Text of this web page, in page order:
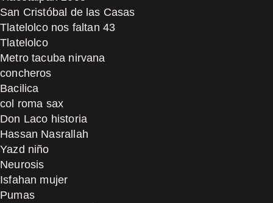
San Cristóbal de las Casas
Tlatelolco nos faltan 43
Tlatelolco
Metro tacuba nirvana
concheros
Bacilica
col roma sax
Don Laco historia
Hassan Nasrallah
Yazd niño
Neurosis
Isfahan mujer
Pumas